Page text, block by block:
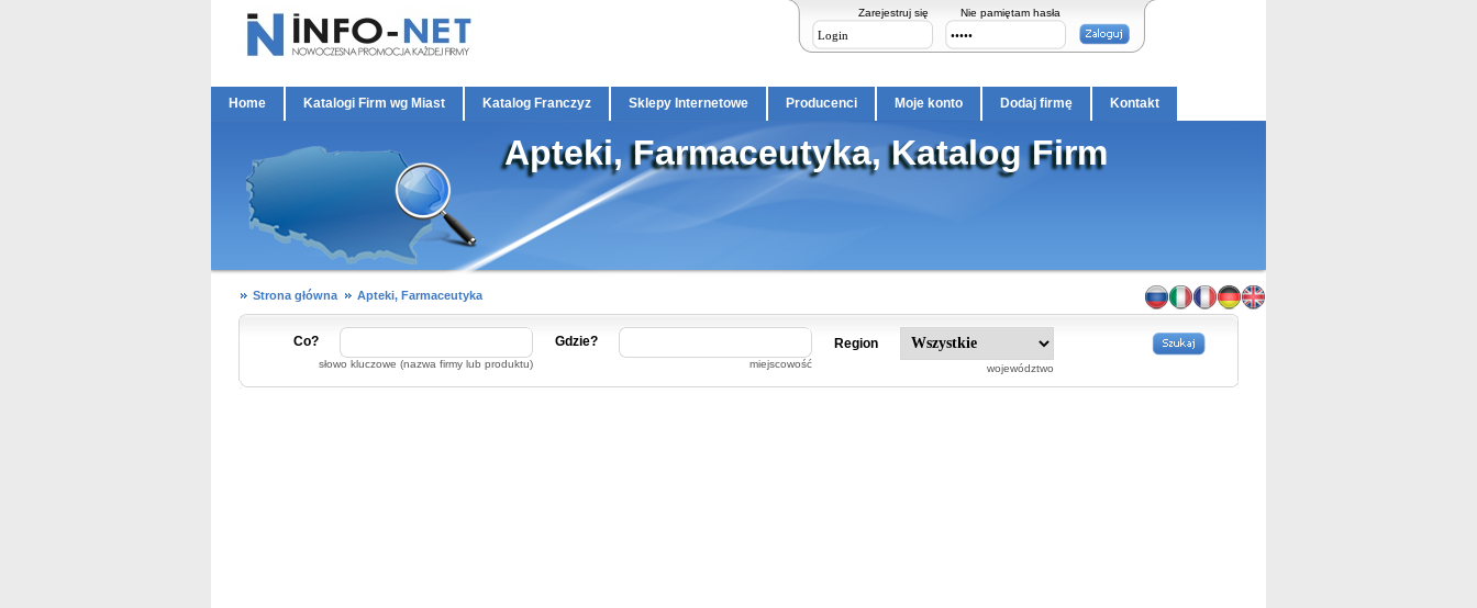
Zarejestruj się Nie pamiętam hasła
Home Katalogi Firm wg Miast Katalog Franczyz Sklepy Internetowe Producenci Moje konto Dodaj firmę Kontakt
Apteki, Farmaceutyka, Katalog Firm
Strona główna Apteki, Farmaceutyka
Co?
słowo kluczowe (nazwa firmy lub produktu)
Gdzie?
miejscowość
Region
województwo